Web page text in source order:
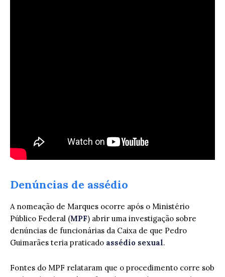
Denúncias de assédio
A nomeação de Marques ocorre após o Ministério
Público Federal (MPF) abrir uma investigação sobre
denúncias de funcionárias da Caixa de que Pedro
Guimarães teria praticado assédio sexual.
Fontes do MPF relataram que o procedimento corre sob